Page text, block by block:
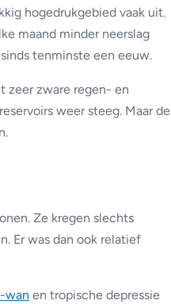
hogedrukgebied vaak uit.
maand minder neerslag
tenminste een eeuw.
zeer zware regen- en
weer steeg. Maar de
Ze kregen slechts
Er was dan ook relatief
wan en tropische depressie